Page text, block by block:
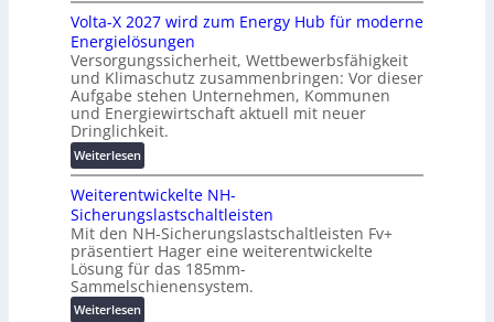
s
l
ö
s
u
n
g
e
n
z
u
n
d
d
i
g
i
t
a
l
e
T
r
a
n
a
s
c
h
i
n
e
n
b
a
u
:
F
o
r
Volta-X 2027 wird zum Energy Hub für moderne
Energielösungen
Versorgungssicherheit, Wettbewerbsfähigkeit
und Klimaschutz zusammenbringen: Vor dieser
Aufgabe stehen Unternehmen, Kommunen
und Energiewirtschaft aktuell mit neuer
Dringlichkeit.
Weiterlesen:
V
o
l
t
a
-
X
2
Weiterentwickelte NH-
Sicherungslastschaltleisten
Mit den NH-Sicherungslastschaltleisten Fv+
präsentiert Hager eine weiterentwickelte
Lösung für das 185mm-
Sammelschienensystem.
Weiterlesen: